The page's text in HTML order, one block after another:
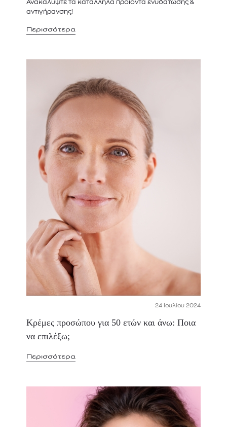
Ανακαλύψτε τα κατάλληλα προϊόντα ενυδάτωσης &
αντιγήρανσης!
Περισσότερα
24 Ιουλίου 2024
Κρέμες προσώπου για 50 ετών και άνω: Ποια
να επιλέξω;
Περισσότερα